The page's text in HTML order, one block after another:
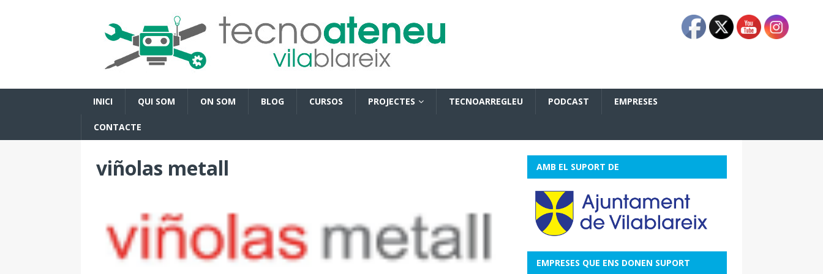
INICI QUI SOM ON SOM BLOG CURSOS PROJECTES TECNOARREGLEU PODCAST EMPRESES
CONTACTE
viñolas metall AMB EL SUPORT DE
EMPRESES QUE ENS DONEN SUPORT